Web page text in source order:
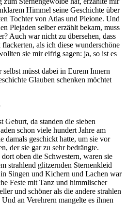
Himmel seine Geschichte über
Tochter von Atlas und Pleione. Und
Plejaden selber erzählt bekam, muss
Auch war nicht zu übersehen, dass
als ich diese wunderschöne
sie mir eifrig sagen: ja, so ist es
müsst dabei in Eurem Innern
Glauben schenken möchtet
da standen die sieben
schon viele hundert Jahre am
damals geschickt hatte, um sie vor
der sie gar zu sehr bedrängte.
oben die Schwestern, waren sie
strahlend glitzernden Sternenkleid
Singen und Kichern und Lachen war
Feste mit Tanz und himmlischer
und schöner als die andere strahlen
an Verehrern mangelte es ihnen